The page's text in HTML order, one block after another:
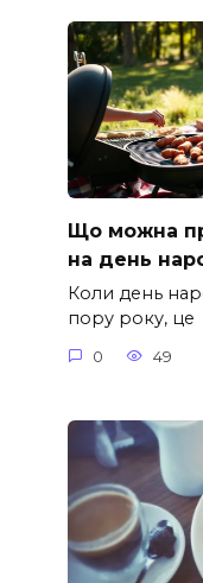
Що можна
на день
Коли день
пору року, це
0 49